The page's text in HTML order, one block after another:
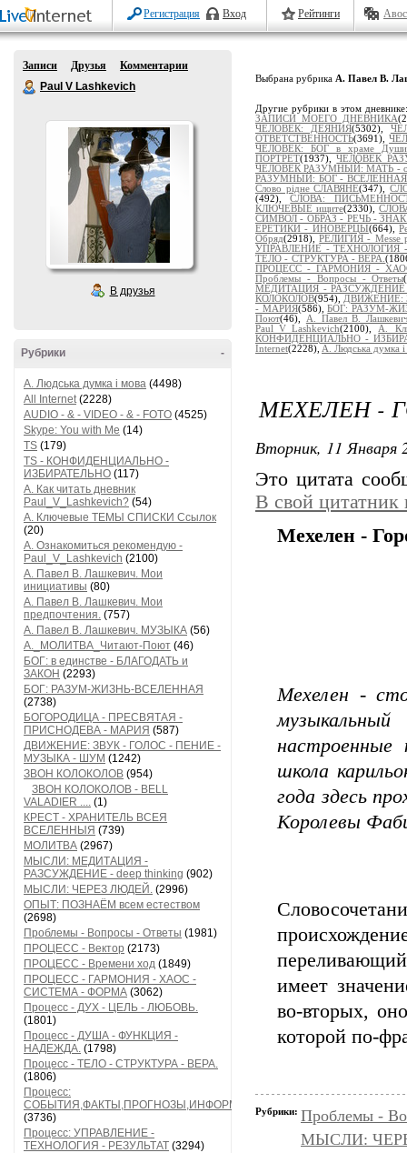
Регистрация Вход Рейтинги
Записи Друзья
Комментарии
Paul V Lashkevich
В друзья
-
Рубрики
A. Людська думка і мова (4498)
All Internet(2228)
AUDIO - & - VIDEO - & - FOTO (4525)
Skype: You with Me (14)
TS (179)
TS - КОНФИДЕНЦИАЛЬНО -
ИЗБИРАТЕЛЬНО (117)
А. Как читать дневник
Paul_V_Lashkevich? (54)
А. Ключевые ТЕМЫ СПИСКИ Ссылок
(20)
А. Ознакомиться рекомендую -
Paul_V_Lashkevich (2100)
А. Павел В. Лашкевич. Мои
инициативы (80)
А. Павел В. Лашкевич. Мои
предпочтения. (757)
А. Павел В. Лашкевич. МУЗЫКА (56)
А._МОЛИТВА_Читают-Поют (46)
БОГ: в единстве - БЛАГОДАТЬ и
ЗАКОН (2293)
БОГ: РАЗУМ-ЖИЗНЬ-ВСЕЛЕННАЯ
(2738)
БОГОРОДИЦА - ПРЕСВЯТАЯ -
ПРИСНОДЕВА - МАРИЯ (587)
ДВИЖЕНИЕ: ЗВУК - ГОЛОС - ПЕНИЕ -
МУЗЫКА - ШУМ (1242)
ЗВОН КОЛОКОЛОВ (954)
ЗВОН КОЛОКОЛОВ - BELL
VALADIER .... (1)
КРЕСТ - ХРАНИТЕЛЬ ВСЕЯ
ВСЕЛЕННЫЯ (739)
МОЛИТВА (2967)
МЫСЛИ: МЕДИТАЦИЯ -
РАЗСУЖДЕНИЕ - deep thinking (902)
МЫСЛИ: ЧЕРЕЗ ЛЮДЕЙ. (2996)
ОПЫТ: ПОЗНАЁМ всем естеством
(2698)
Проблемы - Вопросы - Ответы (1981)
ПРОЦЕСС - Вектор (2173)
ПРОЦЕСС - Времени ход (1849)
ПРОЦЕСС - ГАРМОНИЯ - ХАОС -
СИСТЕМА - ФОРМА (3062)
Процесс - ДУХ - ЦЕЛЬ - ЛЮБОВЬ.
(1801)
Процесс - ДУША - ФУНКЦИЯ -
НАДЕЖДА. (1798)
Процесс - ТЕЛО - СТРУКТУРА - ВЕРА.
(1806)
Процесс:
СОБЫТИЯ,ФАКТЫ,ПРОГНОЗЫ,ИНФОРМАЦИЯ
(3736)
Процесс: УПРАВЛЕНИЕ -
ТЕХНОЛОГИЯ - РЕЗУЛЬТАТ (3294)
Выбрана рубрика А. Павел В.
Другие рубрики в этом
ЗАПИСИ МОЕГО ДНЕВНИКА
ЧЕЛОВЕК: ДЕЯНИЯ(5302),
ОТВЕТСТВЕННОСТЬ(3691),
ЧЕЛОВЕК: БОГ в храме Души
ПОРТРЕТ(1937),ЧЕЛОВЕК
ЧЕЛОВЕК РАЗУМНЫЙ: МАТЬ -
РАЗУМНЫЙ: БОГ - ВСЕЛЕННАЯ
Слово рідне СЛАВЯНЕ(347),
(492),СЛОВА:
КЛЮЧЕВЫЕ ищите(2330),
СИМВОЛ - ОБРАЗ - РЕЧЬ -
ЕРЕТИКИ - ИНОВЕРЦЫ(664),
Обряд(2918),РЕЛИГИЯ - Messe
УПРАВЛЕНИЕ - ТЕХНОЛОГИЯ -
ТЕЛО - СТРУКТУРА - ВЕРА.
ПРОЦЕСС - ГАРМОНИЯ -
Проблемы - Вопросы - Ответы
МЕДИТАЦИЯ - РАЗСУЖДЕНИЕ -
КОЛОКОЛОВ(954), ДВИЖЕНИЕ:
- МАРИЯ(586),БОГ: РАЗУМ-
Поют(46),
А. Павел В.
Paul_V_Lashkevich(2100), А.
КОНФИДЕНЦИАЛЬНО -
Internet(2228), A. Людська думка
МЕХЕЛЕН -
Вторник, 11 Января
Это цитата
В свой цитатник
Мехелен -
Мехелен -
настроенные
школа
года здесь
Королевы
имеет
во-вторых,
которой по-
Рубрики: Проблемы -
МЫСЛИ: